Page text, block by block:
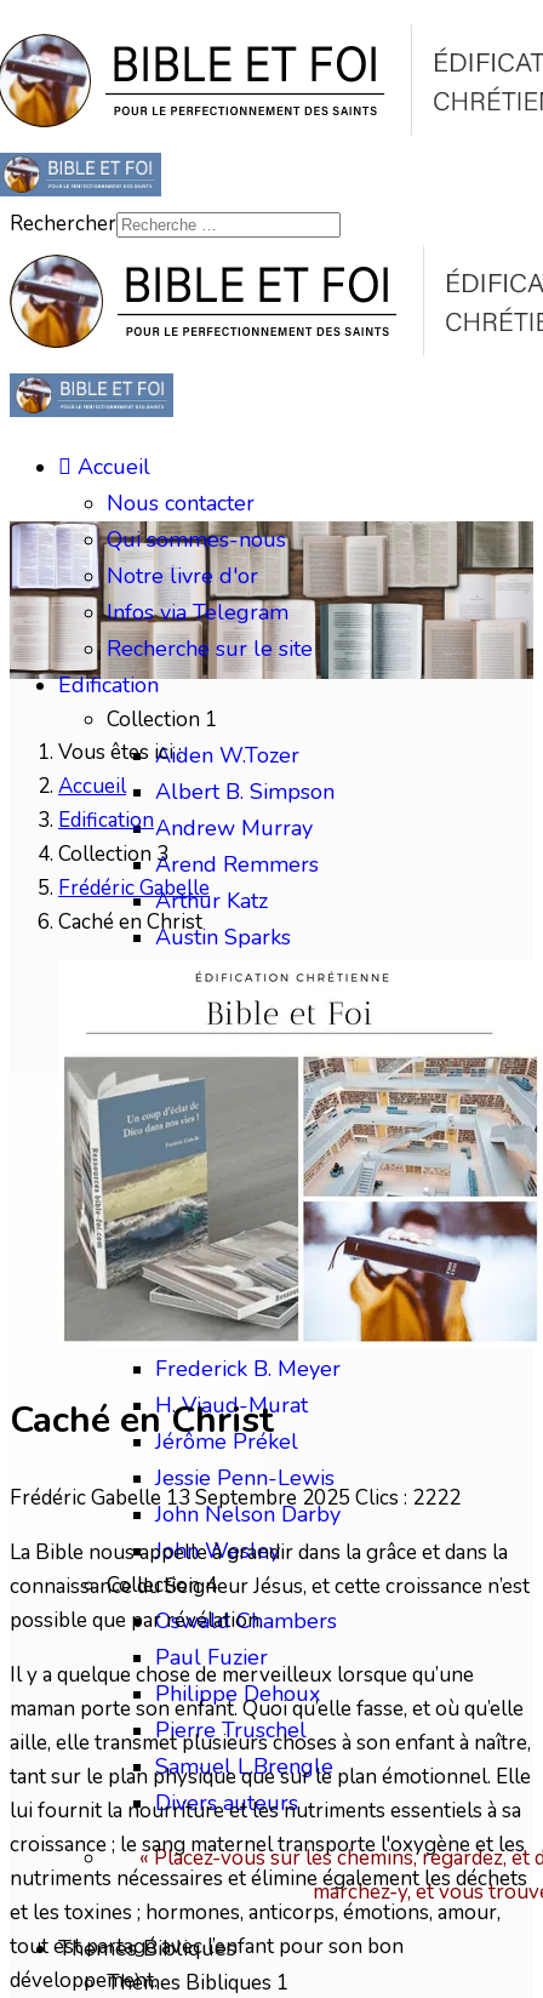
Rechercher
Accueil
Nous contacter
Qui sommes-nous
Notre livre d'or
Infos via Telegram
Recherche sur le site
Edification
Collection 1
Aiden W.Tozer
Albert B. Simpson
Andrew Murray
Arend Remmers
Arthur Katz
Austin Sparks
Benjamin Gabelle
Collection 2
Charles H.Mackintosh
Charles Spurgeon
Chip Brogden
Christian Briem
Charles Finney
David Wilkerson
Edward M. Bounds
Collection 3
Frédéric Gabelle
Frederick B. Meyer
H. Viaud-Murat
Jérôme Prékel
Jessie Penn-Lewis
John Nelson Darby
John Wesley
Collection 4
Oswald Chambers
Paul Fuzier
Philippe Dehoux
Pierre Truschel
Samuel L.Brengle
Divers auteurs
« Placez-vous sur les chemins, regardez,
marchez-y, et vous
Themes Bibliques
Thèmes Bibliques 1
Vous êtes ici :
Accueil
Edification
Collection 3
Frédéric Gabelle
Caché en Christ
Caché en Christ
Frédéric Gabelle 13 Septembre 2025 Clics : 2222
La Bible nous appelle à grandir dans la grâce et dans la
connaissance du Seigneur Jésus, et cette croissance n’est
possible que par révélation.
Il y a quelque chose de merveilleux lorsque qu’une
maman porte son enfant. Quoi qu’elle fasse, et où qu’elle
aille, elle transmet plusieurs choses à son enfant à naître,
tant sur le plan physique que sur le plan émotionnel. Elle
lui fournit la nourriture et les nutriments essentiels à sa
croissance ; le sang maternel transporte l'oxygène et les
nutriments nécessaires et élimine également les déchets
et les toxines ; hormones, anticorps, émotions, amour,
tout est partagé avec l’enfant pour son bon
développement.